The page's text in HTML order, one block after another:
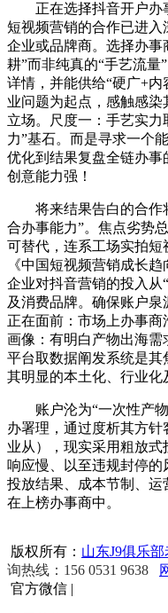
正在选择抖音开户办事
短视频营销的合作已进入
企业或品牌商。选择办事
耕”而非纯真的“手艺流
详情，并能供给“硬广+
业问题为起点，感触感
立场。尺度一：手艺实
力”基石。而是寻求一个
优化到结果复盘全链办
创意能力强！
将来结果告白的合作
合办事能力”。焦点劣势
可替代，连系工场实拍
《中国短视频营销成长
企业对抖音营销的投入从
及消费品牌。确保账户
正在面前：市场上办事
画像：有明白产物出海
平台取数据阐发系统是其
其明显的本土化、行业化
账户沦为“一次性产物
办署理，通过度析其方
业从），现实采用粗放
响应慢、以至违规封停
投放结果、成本节制、
在上榜办事商中。
版权所有： 山东J9俱乐
询热线：156 0531 9638
官方微信 |